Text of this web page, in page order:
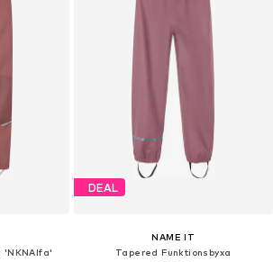
'NKNAlfa'
DEAL
NAME IT
Tapered Funktionsbyxa